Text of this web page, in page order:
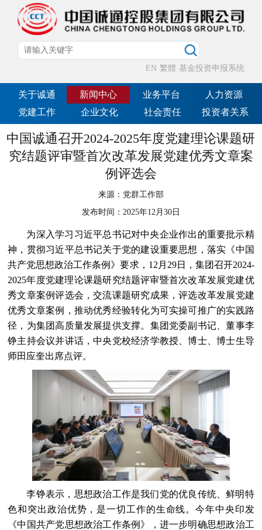
EN 繁體 基金投资申报系统
关于诚通 新闻中心 业务平台
人力资源
党建工作
企业文化 社会责任 投资者关系
中国诚通召开2024-2025年度党建理论课题研
究结题评审暨首次改革发展党建优秀文章案
例评选会
来源： 党群工作部
发布时间： 2025年12月30日
为深入学习习近平总书记对中央企业作出的重要批示精
神，贯彻习近平总书记关于党的建设重要思想，落实《中国
共产党思想政治工作条例》要求，12月29日，集团召开2024-
2025年度党建理论课题研究结题评审暨首次改革发展党建优
秀文章案例评选会，交流课题研究成果，评选改革发展党建
优秀文章案例，推动优秀经验转化为可实操可推广的实践路
径，为集团高质量发展提供支撑。集团党委副书记、董事李
铮主持会议并讲话，中央党校经济学教授、博士、博士生导
师田应奎出席点评。
李铮表示，思想政治工作是我们党的优良传统、鲜明特
色和突出政治优势，是一切工作的生命线。今年中央印发
《中国共产党思想政治工作条例》，进一步明确思想政治工